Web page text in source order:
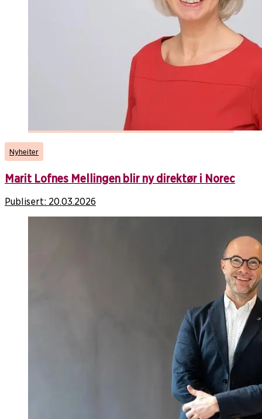
Nyheiter
Marit Lofnes Mellingen blir ny direktør i Norec
Publisert: 20.03.2026